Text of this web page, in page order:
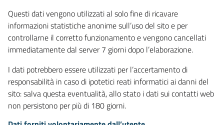
Questi dati vengono utilizzati al solo fine di ricavare
informazioni statistiche anonime sull’uso del sito e per
controllarne il corretto funzionamento e vengono cancellati
immediatamente dal server 7 giorni dopo l’elaborazione.
I dati potrebbero essere utilizzati per l’accertamento di
responsabilità in caso di ipotetici reati informatici ai danni del
sito: salva questa eventualità, allo stato i dati sui contatti web
non persistono per più di 180 giorni.